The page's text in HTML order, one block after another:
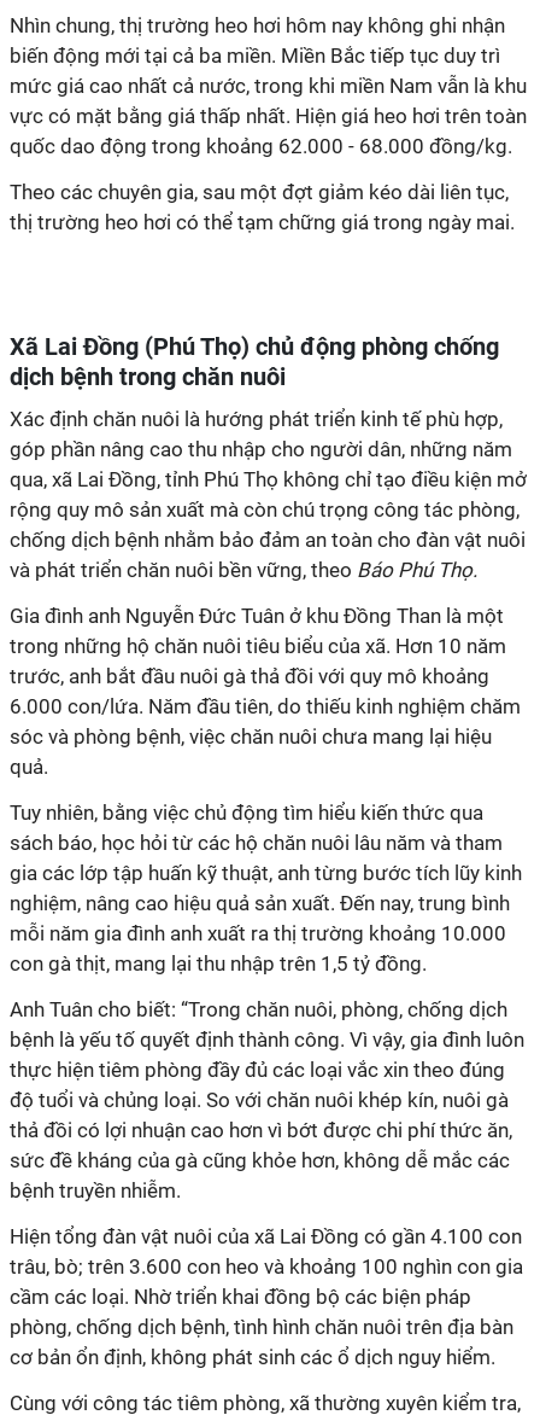
Nhìn chung, thị trường heo hơi hôm nay không ghi nhận
biến động mới tại cả ba miền. Miền Bắc tiếp tục duy trì
mức giá cao nhất cả nước, trong khi miền Nam vẫn là khu
vực có mặt bằng giá thấp nhất. Hiện giá heo hơi trên toàn
quốc dao động trong khoảng 62.000 - 68.000 đồng/kg.
Theo các chuyên gia, sau một đợt giảm kéo dài liên tục,
thị trường heo hơi có thể tạm chững giá trong ngày mai.
Xã Lai Đồng (Phú Thọ) chủ động phòng chống
dịch bệnh trong chăn nuôi
Xác định chăn nuôi là hướng phát triển kinh tế phù hợp,
góp phần nâng cao thu nhập cho người dân, những năm
qua, xã Lai Đồng, tỉnh Phú Thọ không chỉ tạo điều kiện mở
rộng quy mô sản xuất mà còn chú trọng công tác phòng,
chống dịch bệnh nhằm bảo đảm an toàn cho đàn vật nuôi
và phát triển chăn nuôi bền vững, theo Báo Phú Thọ.
Gia đình anh Nguyễn Đức Tuân ở khu Đồng Than là một
trong những hộ chăn nuôi tiêu biểu của xã. Hơn 10 năm
trước, anh bắt đầu nuôi gà thả đồi với quy mô khoảng
6.000 con/lứa. Năm đầu tiên, do thiếu kinh nghiệm chăm
sóc và phòng bệnh, việc chăn nuôi chưa mang lại hiệu
quả.
Tuy nhiên, bằng việc chủ động tìm hiểu kiến thức qua
sách báo, học hỏi từ các hộ chăn nuôi lâu năm và tham
gia các lớp tập huấn kỹ thuật, anh từng bước tích lũy kinh
nghiệm, nâng cao hiệu quả sản xuất. Đến nay, trung bình
mỗi năm gia đình anh xuất ra thị trường khoảng 10.000
con gà thịt, mang lại thu nhập trên 1,5 tỷ đồng.
Anh Tuân cho biết: “Trong chăn nuôi, phòng, chống dịch
bệnh là yếu tố quyết định thành công. Vì vậy, gia đình luôn
thực hiện tiêm phòng đầy đủ các loại vắc xin theo đúng
độ tuổi và chủng loại. So với chăn nuôi khép kín, nuôi gà
thả đồi có lợi nhuận cao hơn vì bớt được chi phí thức ăn,
sức đề kháng của gà cũng khỏe hơn, không dễ mắc các
bệnh truyền nhiễm.
Hiện tổng đàn vật nuôi của xã Lai Đồng có gần 4.100 con
trâu, bò; trên 3.600 con heo và khoảng 100 nghìn con gia
cầm các loại. Nhờ triển khai đồng bộ các biện pháp
phòng, chống dịch bệnh, tình hình chăn nuôi trên địa bàn
cơ bản ổn định, không phát sinh các ổ dịch nguy hiểm.
Cùng với công tác tiêm phòng, xã thường xuyên kiểm tra,